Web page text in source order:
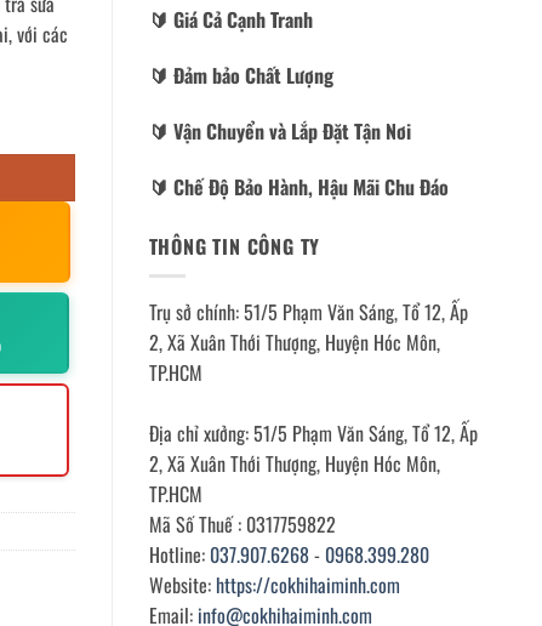
với các
🔰️ Giá Cả Cạnh Tranh
🔰️ Đảm bảo Chất Lượng
🔰️ Vận Chuyển và Lắp Đặt Tận Nơi
🔰️ Chế Độ Bảo Hành, Hậu Mãi Chu Đáo
THÔNG TIN CÔNG TY
Trụ sở chính: 51/5 Phạm Văn Sáng, Tổ 12, Ấp
2, Xã Xuân Thới Thượng, Huyện Hóc Môn,
TP.HCM
Địa chỉ xưởng: 51/5 Phạm Văn Sáng, Tổ 12, Ấp
2, Xã Xuân Thới Thượng, Huyện Hóc Môn,
TP.HCM
Mã Số Thuế : 0317759822
Hotline: 037.907.6268- 0968.399.280
Website: https://cokhihaiminh.com
Email: info@cokhihaiminh.com